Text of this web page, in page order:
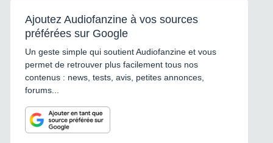
Ajoutez Audiofanzine à vos sources
préférées sur Google
Un geste simple qui soutient Audiofanzine et vous
permet de retrouver plus facilement tous nos
contenus : news, tests, avis, petites annonces,
forums...